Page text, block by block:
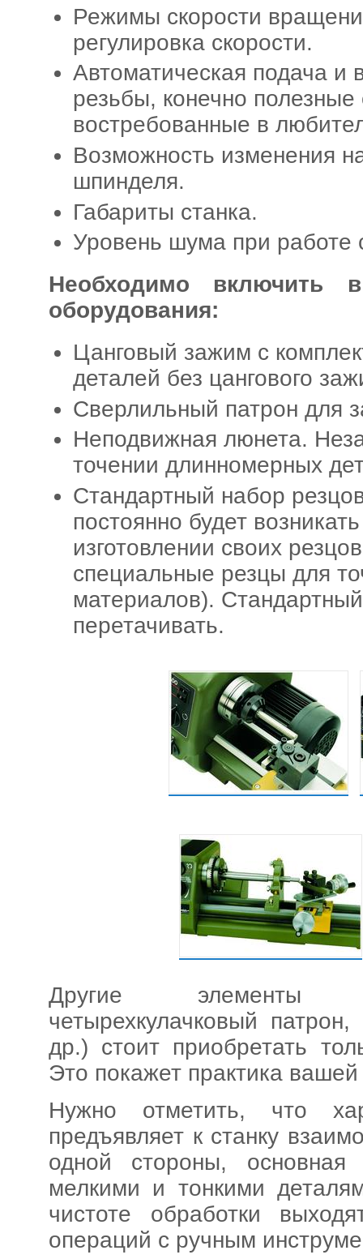
Режимы скорости
регулировка скорости.
Автоматическая подача и
резьбы, конечно
востребованные в
Возможность изменения
шпинделя.
Габариты станка.
Уровень шума при работе
Необходимо включить
оборудования:
Цанговый зажим с
деталей без цангового
Сверлильный патрон для
Неподвижная люнета.
точении длинномерных
Стандартный набор
постоянно будет
изготовлении своих
специальные резцы для
материалов).
перетачивать.
Другие элементы
четырехкулачковый
др.) стоит приобретать
Это покажет практика
Нужно отметить, что
предъявляет к станку
одной стороны,
мелкими и тонкими
чистоте обработки
операций с ручным